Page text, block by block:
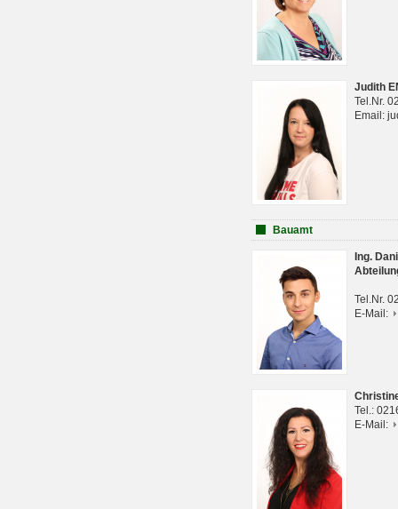
Judith
Tel.Nr.
Email:
Bauamt
Ing.
Tel.Nr.
E-Mail:
Tel.:
E-Mail: